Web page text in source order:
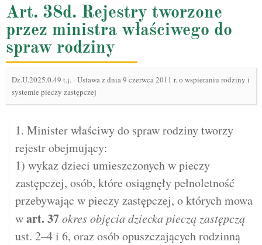
Art. 38d. Rejestry tworzone
przez ministra właściwego do
spraw rodziny
Dz.U.2025.0.49 t.j.-Ustawa z dnia 9 czerwca 2011 r. o wspieraniu rodziny i
systemie pieczy zastępczej
1. Minister właściwy do spraw rodziny tworzy
rejestr obejmujący:
1) wykaz dzieci umieszczonych w pieczy
zastępczej, osób, które osiągnęły pełnoletność
przebywając w pieczy zastępczej, o których mowa
wart. 37okres objęcia dziecka pieczą zastępczą
ust. 2–4 i 6, oraz osób opuszczających rodzinną